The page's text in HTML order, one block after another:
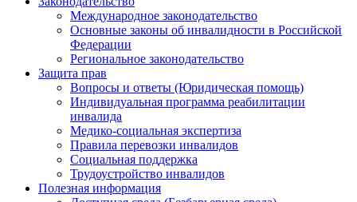
Международное законодательство
Основные законы об инвалидности в Российской
Федерации
Региональное законодательство
Защита прав
Вопросы и ответы (Юридическая помощь)
Индивидуальная программа реабилитации
инвалида
Медико-социальная экспертиза
Правила перевозки инвалидов
Социальная поддержка
Трудоустройство инвалидов
Полезная информация